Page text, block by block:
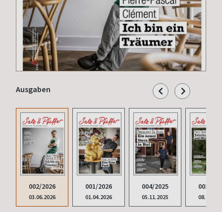
Ausgaben
002/2026
03.06.2026
001/2026
01.04.2026
004/2025
05.11.2025
003/